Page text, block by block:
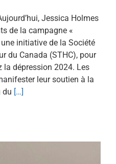
Jessica Holmes
de la campagne «
initiative de la Société
du Canada (STHC), pour
la dépression 2024. Les
leur soutien à la
du […]